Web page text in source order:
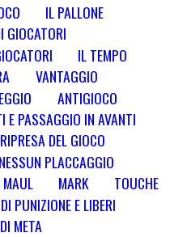
IL PALLONE
GIOCATORI
IL TEMPO
VANTAGGIO
ANTIGIOCO
E PASSAGGIO IN AVANTI
DEL GIOCO
PLACCAGGIO
MAUL MARK
TOUCHE
PUNIZIONE E LIBERI
META